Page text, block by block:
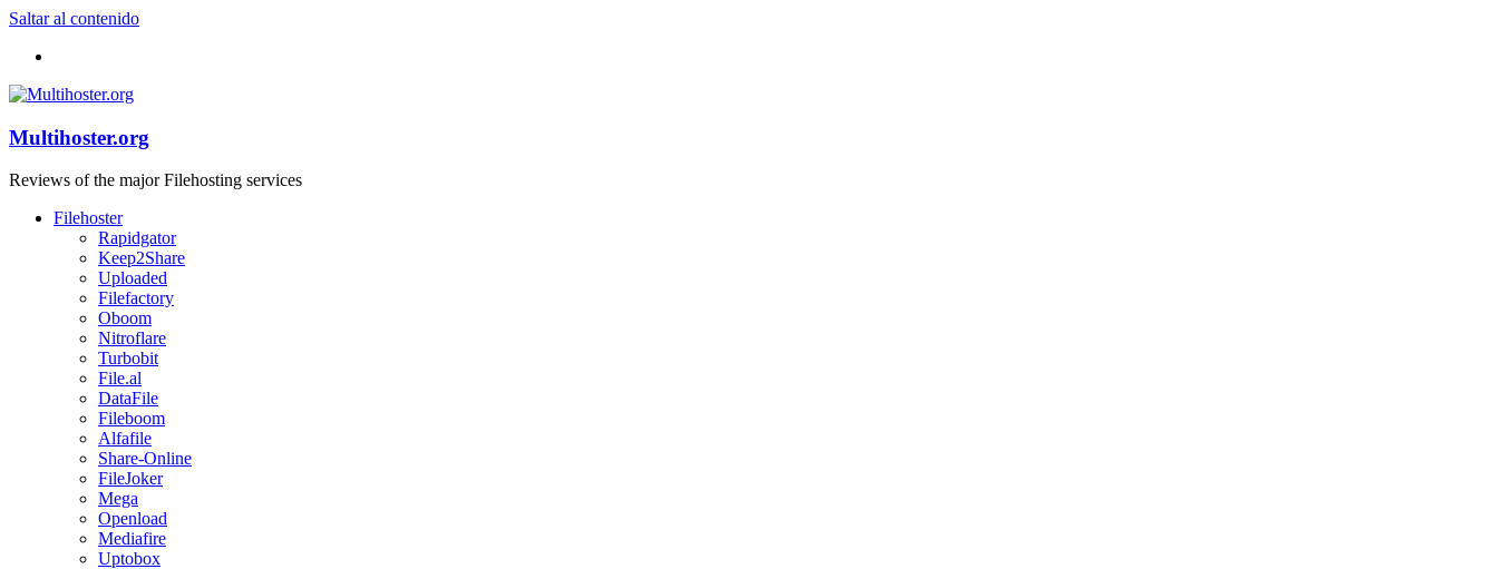
Saltar al contenido
Multihoster.org
Reviews of the major Filehosting services
Filehoster
Rapidgator
Keep2Share
Uploaded
Filefactory
Oboom
Nitroflare
Turbobit
File.al
DataFile
Fileboom
Alfafile
Share-Online
FileJoker
Mega
Openload
Mediafire
Uptobox